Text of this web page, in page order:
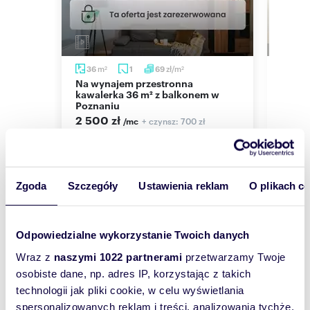
Zgoda Szczegóły Ustawienia reklam O plikach
Odpowiedzialne wykorzystanie Twoich danych
Wraz z naszymi 1022 partnerami przetwarzamy Twoje
osobiste dane, np. adres IP, korzystając z takich
technologii jak pliki cookie, w celu wyświetlania
spersonalizowanych reklam i treści, analizowania tychże,
36 m2 1 69zł/m2
Na wynajem przestronna
kawalerka 36 m² z balkonem w
Poznaniu
2 500 zł /mc + czynsz: 700 zł
Wyślij
wiadomość
To najlepszy